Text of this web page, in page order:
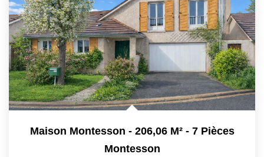
Maison Montesson - 206,06 M² - 7 Pièces
Montesson